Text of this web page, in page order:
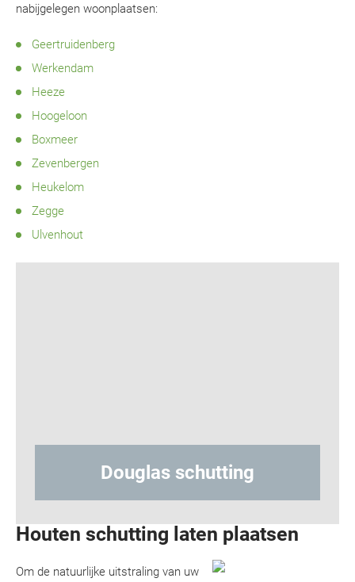
nabijgelegen woonplaatsen:
Geertruidenberg
Werkendam
Heeze
Hoogeloon
Boxmeer
Zevenbergen
Heukelom
Zegge
Ulvenhout
schutting
Houten schutting laten plaatsen
Om de natuurlijke uitstraling van uw